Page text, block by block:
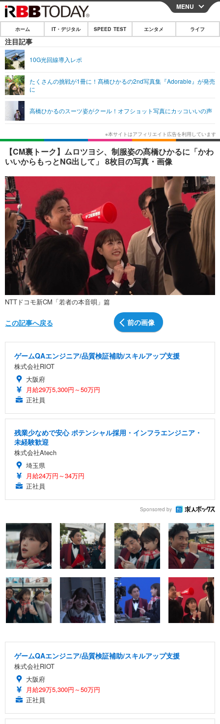
CLOSE
ホーム
IT・デジタル
ショッピング その他
SPEED TEST
エンタメ
エンタメTOP 映画・ドラマ
韓国・芸能
音楽 スポーツ
ショッピング その他
ライフ
ライフTOP グルメ
ペット ショッピング
その他
リリース一覧
プッシュ通知の停止方法
MENU
ホーム IT・デジタル SPEED TEST エンタメ ライフ
注目記事
10G光回線導入レポ
たくさんの挑戦が1冊に！髙橋ひかるの2nd写真集『Adorable』が発売
に
高橋ひかるのスーツ姿がクール！オフショット写真にカッコいいの声
【CM裏トーク】ムロツヨシ、制服姿の髙橋ひかるに「かわ
いいからもっとNG出して」 8枚目の写真・画像
NTTドコモ新CM「若者の本音唄」篇
前の画像
この記事へ戻る
ゲームQAエンジニア/品質検証補助/スキルアップ支援
株式会社RIOT
大阪府
月給29万5,300円～50万円
正社員
残業少なめで安心 ポテンシャル採用・インフラエンジニア・
未経験歓迎
株式会社Atech
埼玉県
月給24万円～34万円
正社員
Sponsored by
ゲームQAエンジニア/品質検証補助/スキルアップ支援
株式会社RIOT
大阪府
月給29万5,300円～50万円
正社員